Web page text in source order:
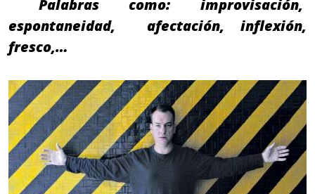
Palabras como: improvisación,
espontaneidad, afectación, inflexión,
fresco,…